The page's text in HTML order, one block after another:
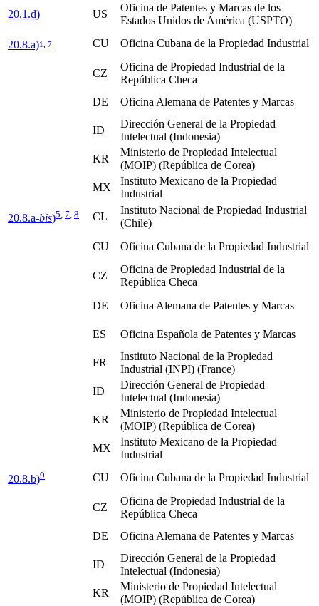
20.1.d)
US
Oficina de Patentes y Marcas de los
Estados Unidos de América (USPTO)
20.8.a)1 7 CU Oficina Cubana de la Propiedad Industrial
CZ
Oficina de Propiedad Industrial de la
República Checa
DE
Oficina Alemana de Patentes y Marcas
ID
Dirección General de la Propiedad
Intelectual (Indonesia)
KR
Ministerio de Propiedad Intelectual
(MOIP) (República de Corea)
MX
Instituto Mexicano de la Propiedad
Industrial
20.8.a-bis)5 7 8 CL
Instituto Nacional de Propiedad Industrial
(Chile)
CU
Oficina Cubana de la Propiedad Industrial
CZ
Oficina de Propiedad Industrial de la
República Checa
DE
Oficina Alemana de Patentes y Marcas
ES Oficina Española de Patentes y Marcas
FR
Instituto Nacional de la Propiedad
Industrial (INPI) (France)
ID
Dirección General de Propiedad
Intelectual (Indonesia)
KR
Ministerio de Propiedad Intelectual
(MOIP) (República de Corea)
MX
Instituto Mexicano de la Propiedad
Industrial
20.8.b)9 CU Oficina Cubana de la Propiedad Industrial
CZ
Oficina de Propiedad Industrial de la
República Checa
DE
Oficina Alemana de Patentes y Marcas
ID
Dirección General de la Propiedad
Intelectual (Indonesia)
KR
Ministerio de Propiedad Intelectual
(MOIP) (República de Corea)